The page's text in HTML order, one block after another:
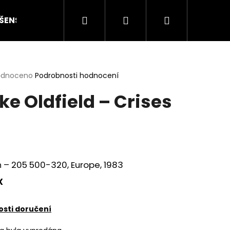
HODNOCENÍ STAVU O NÁS
Hledat PřihlášeníNákupní
Podrobnosti hodnocení
Oldfield ‎– Crises
‎– 205 500-320, Europe, 1983
doručení